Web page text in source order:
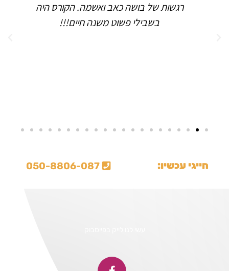
רגשות של בושה כאב ואשמה. הקורס היה
בשבילי פשוט משנה חיים!!!
חייגי עכשיו: 
050-8806-087